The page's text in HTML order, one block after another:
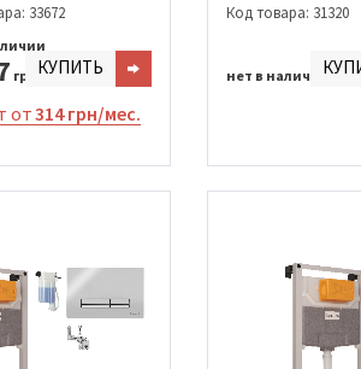
Imprese
Ledove с
изливом
33672
грн.КУПИТЬ
от314 грн/мес.
сидение +
Код товара: 31320
нет в наличии